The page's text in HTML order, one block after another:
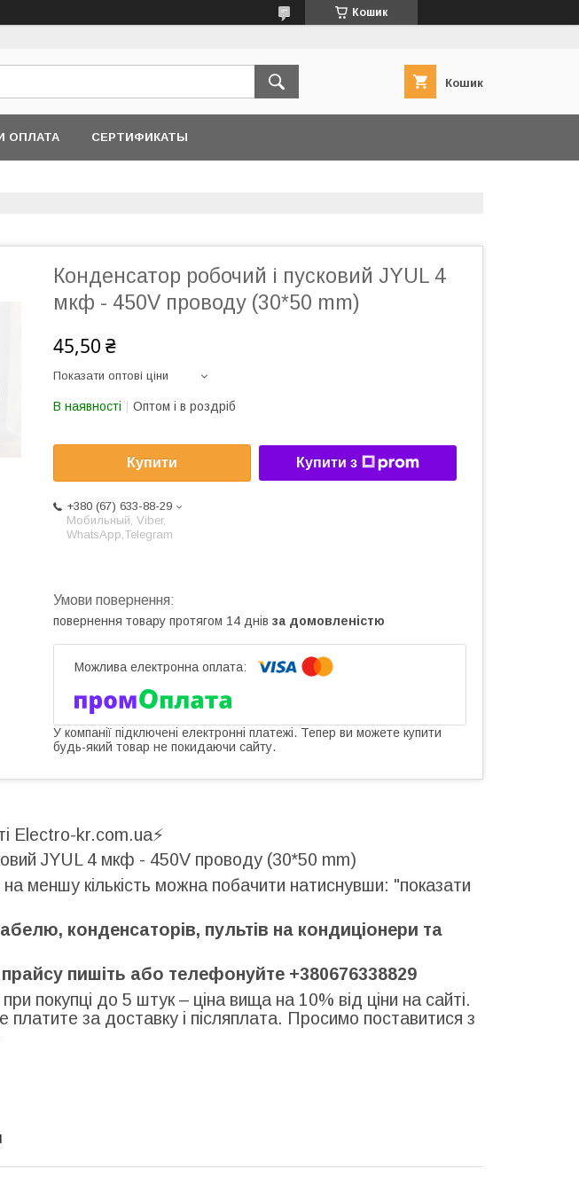
Кошик
Кошик
ОПЛАТА СЕРТИФИКАТЫ
Конденсатор робочий і пусковий JYUL 4
мкф - 450V проводу (30*50 mm)
45,50 ₴
Показати оптові ціни
В наявності Оптом і в роздріб
Купити Купити з
+380 (67) 633-88-29
Мобильный, Viber,
WhatsApp,Telegram
повернення товару протягом 14 днів за домовленістю
У компанії підключені електронні платежі. Тепер ви можете купити
будь-який товар не покидаючи сайту.
Electro-kr.com.ua⚡️
JYUL 4 мкф - 450V проводу (30*50 mm)
меншу кількість можна побачити натиснувши: "показати
конденсаторів, пультів на кондиціонери та
пишіть або телефонуйте +380676338829
покупці до 5 штук – ціна вища на 10% від ціни на сайті.
за доставку і післяплата. Просимо поставитися з